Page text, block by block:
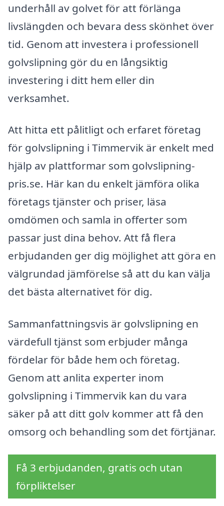
underhåll av golvet för att förlänga
livslängden och bevara dess skönhet över
tid. Genom att investera i professionell
golvslipning gör du en långsiktig
investering i ditt hem eller din
verksamhet.
Att hitta ett pålitligt och erfaret företag
för golvslipning i Timmervik är enkelt med
hjälp av plattformar som golvslipning-
pris.se. Här kan du enkelt jämföra olika
företags tjänster och priser, läsa
omdömen och samla in offerter som
passar just dina behov. Att få flera
erbjudanden ger dig möjlighet att göra en
välgrundad jämförelse så att du kan välja
det bästa alternativet för dig.
Sammanfattningsvis är golvslipning en
värdefull tjänst som erbjuder många
fördelar för både hem och företag.
Genom att anlita experter inom
golvslipning i Timmervik kan du vara
säker på att ditt golv kommer att få den
omsorg och behandling som det förtjänar.
Få 3 erbjudanden, gratis och utan
förpliktelser